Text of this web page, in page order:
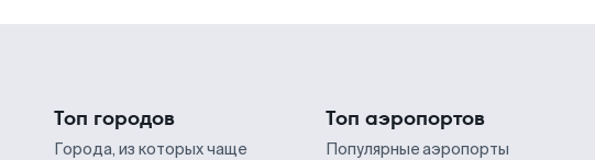
Топ городов
Города, из которых чаще
Топ аэропортов
Популярные аэропорты